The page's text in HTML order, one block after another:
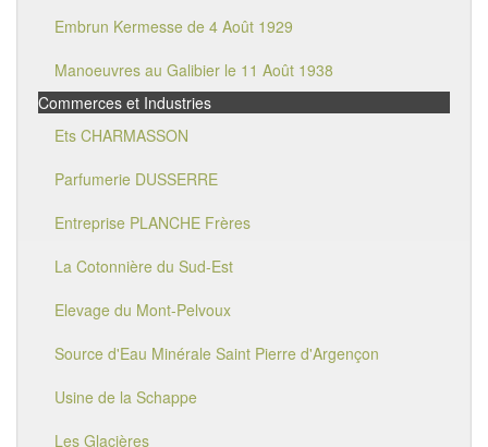
Embrun Kermesse de 4 Août 1929
Manoeuvres au Galibier le 11 Août 1938
Commerces et Industries
Ets CHARMASSON
Parfumerie DUSSERRE
Entreprise PLANCHE Frères
La Cotonnière du Sud-Est
Elevage du Mont-Pelvoux
Source d'Eau Minérale Saint Pierre d'Argençon
Usine de la Schappe
Les Glacières